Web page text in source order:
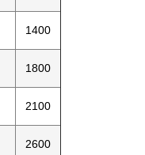
1400
1800
2100
2600